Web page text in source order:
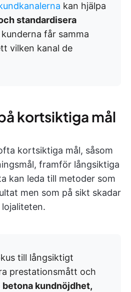
kan hjälpa
standardisera
får samma
vilken kanal de
kortsiktiga mål
kortsiktiga mål, såsom
framför långsiktiga
kan leda till metoder som
men som på sikt skadar
till långsiktigt
prestationsmått och
betona kundnöjdhet,